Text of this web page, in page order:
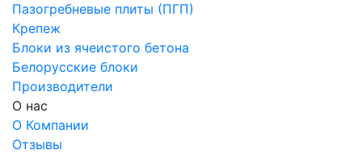
Пазогребневые плиты (ПГП)
Крепеж
Блоки из ячеистого бетона
Белорусские блоки
Производители
О нас
О Компании
Отзывы